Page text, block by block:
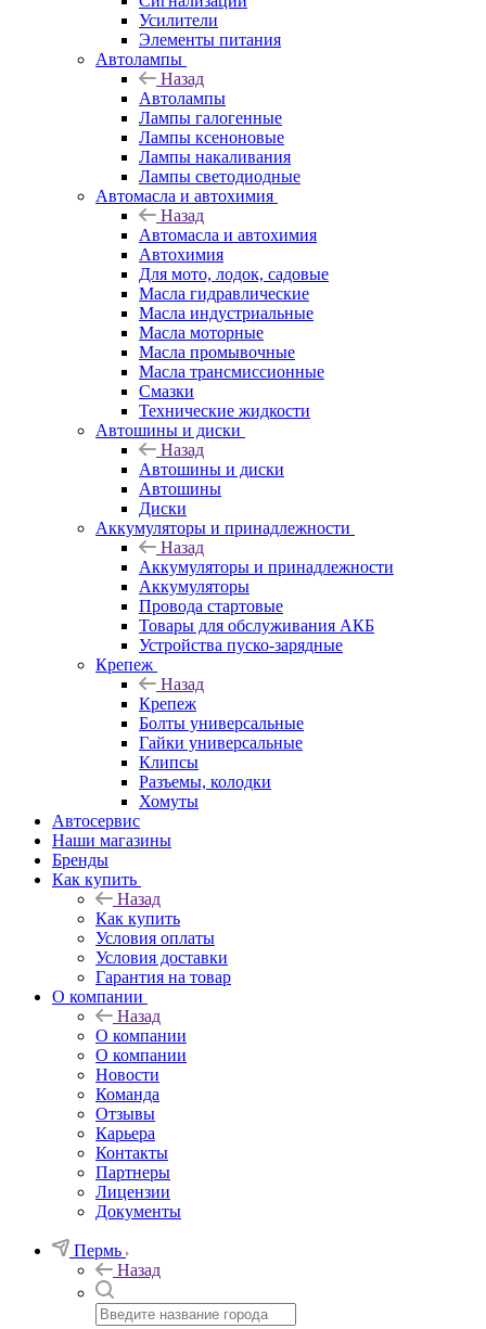
Усилители
Элементы питания
Автолампы
Назад
Автолампы
Лампы галогенные
Лампы ксеноновые
Лампы накаливания
Лампы светодиодные
Автомасла и автохимия
Назад
Автомасла и автохимия
Автохимия
Для мото, лодок, садовые
Масла гидравлические
Масла индустриальные
Масла моторные
Масла промывочные
Масла трансмиссионные
Смазки
Технические жидкости
Автошины и диски
Назад
Автошины и диски
Автошины
Диски
Аккумуляторы и принадлежности
Назад
Аккумуляторы и принадлежности
Аккумуляторы
Провода стартовые
Товары для обслуживания АКБ
Устройства пуско-зарядные
Крепеж
Назад
Крепеж
Болты универсальные
Гайки универсальные
Клипсы
Разъемы, колодки
Хомуты
Автосервис
Наши магазины
Бренды
Как купить
Назад
Как купить
Условия оплаты
Условия доставки
Гарантия на товар
О компании
Назад
О компании
О компании
Новости
Команда
Отзывы
Карьера
Контакты
Партнеры
Лицензии
Документы
Пермь
Назад